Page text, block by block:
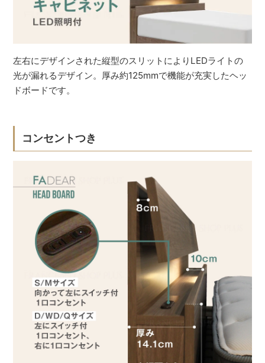
左右にデザインされた縦型のスリットによりLEDライトの
光が漏れるデザイン。厚み約125mmで機能が充実したヘッ
ドボードです。
コンセントつき